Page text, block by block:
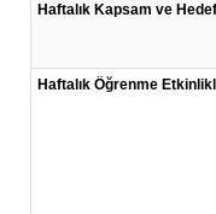
Haftalık Kapsam ve
Haftalık Öğrenme